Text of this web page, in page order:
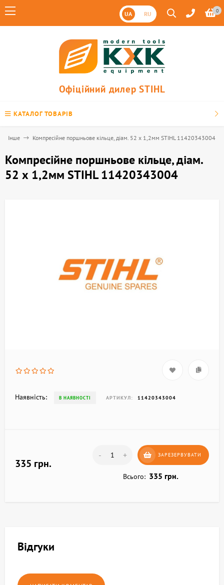
UA RU 0
Офіційний дилер STIHL
КАТАЛОГ ТОВАРІВ
Інше Компресійне поршньове кільце, діам. 52 х 1,2мм STIHL 11420343004
Компресійне поршньове кільце, діам.
52 х 1,2мм STIHL 11420343004
Наявність: В НАЯВНОСТІ АРТИКУЛ: 11420343004
335 грн.
- + ЗАРЕЗЕРВУВАТИ
Всього: 335 грн.
Відгуки